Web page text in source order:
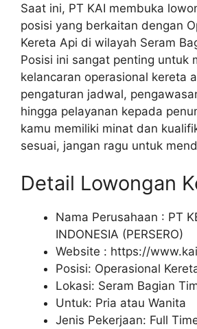
Saat ini, PT KAI membuka
posisi yang berkaitan dengan
Kereta Api di wilayah Seram
Posisi ini sangat penting untuk
kelancaran operasional kereta
pengaturan jadwal,
hingga pelayanan kepada
kamu memiliki minat dan
sesuai, jangan ragu untuk
Detail Lowongan
Nama Perusahaan : PT
INDONESIA (PERSERO)
Website : https://
Posisi: Operasional
Lokasi: Seram Bagian
Untuk: Pria atau Wanita
Jenis Pekerjaan: Full